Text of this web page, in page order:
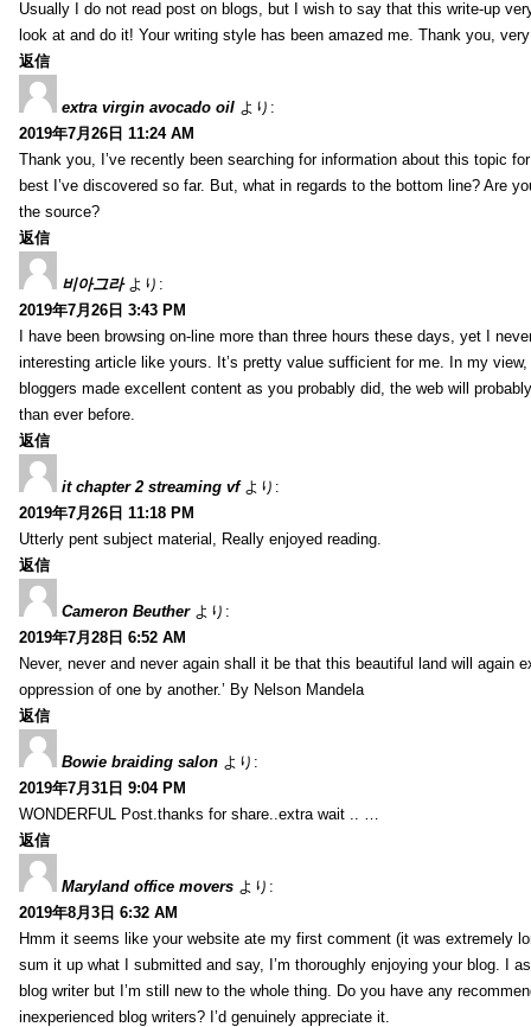
Usually I do not read post on blogs, but I wish to say that this write-up
look at and do it! Your writing style has been amazed me. Thank you,
返信
extra virgin avocado oil より:
2019年7月26日 11:24 AM
Thank you, I’ve recently been searching for information about this topic
best I’ve discovered so far. But, what in regards to the bottom line? Are
the source?
返信
비아그라 より:
2019年7月26日 3:43 PM
I have been browsing on-line more than three hours these days, yet I
interesting article like yours. It’s pretty value sufficient for me. In my
bloggers made excellent content as you probably did, the web will
than ever before.
返信
it chapter 2 streaming vf より:
2019年7月26日 11:18 PM
Utterly pent subject material, Really enjoyed reading.
返信
Cameron Beuther より:
2019年7月28日 6:52 AM
Never, never and never again shall it be that this beautiful land will again
oppression of one by another.’ By Nelson Mandela
返信
Bowie braiding salon より:
2019年7月31日 9:04 PM
WONDERFUL Post.thanks for share..extra wait .. …
返信
Maryland office movers より:
2019年8月3日 6:32 AM
Hmm it seems like your website ate my first comment (it was extremely
sum it up what I submitted and say, I’m thoroughly enjoying your blog. I
blog writer but I’m still new to the whole thing. Do you have any
inexperienced blog writers? I’d genuinely appreciate it.